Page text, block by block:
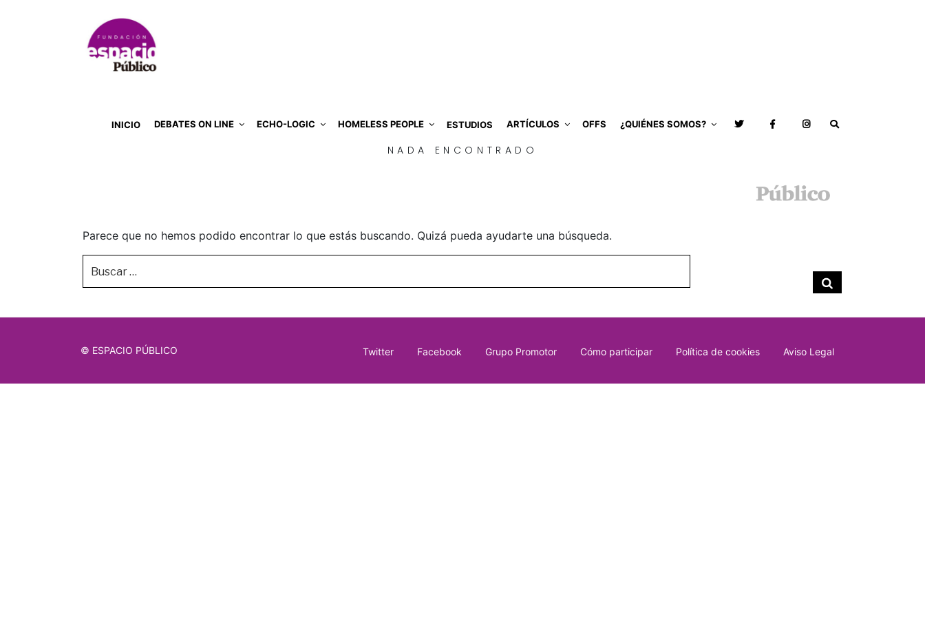
INICIO DEBATES ON LINE ECHO-LOGIC HOMELESS PEOPLE ESTUDIOS ARTÍCULOS OFFS ¿QUIÉNES SOMOS?
NADA ENCONTRADO
Parece que no hemos podido encontrar lo que estás buscando. Quizá pueda ayudarte una búsqueda.
por:
Buscar
© ESPACIO PÚBLICO Twitter Facebook Grupo Promotor Cómo participar Política de cookies Aviso Legal